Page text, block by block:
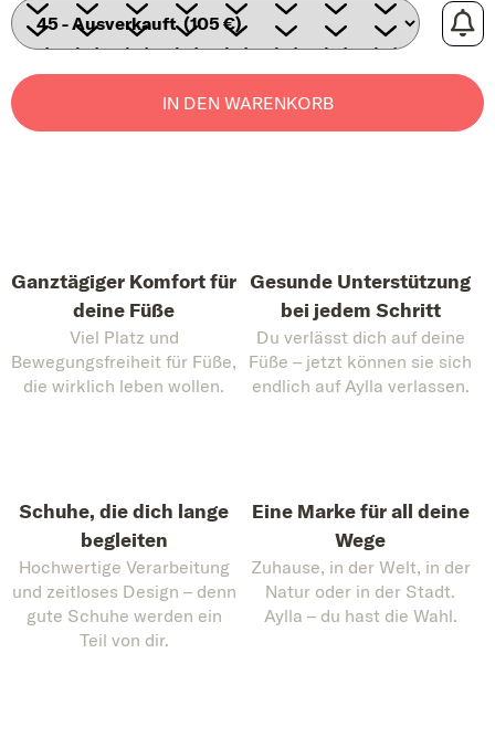
IN DEN WARENKORB
Ganztägiger Komfort für
deine Füße
Viel Platz und
Bewegungsfreiheit für Füße,
die wirklich leben wollen.
Gesunde Unterstützung
bei jedem Schritt
Du verlässt dich auf deine
Füße – jetzt können sie sich
endlich auf Aylla verlassen.
Schuhe, die dich lange
begleiten
Hochwertige Verarbeitung
und zeitloses Design – denn
gute Schuhe werden ein
Teil von dir.
Eine Marke für all deine
Wege
Zuhause, in der Welt, in der
Natur oder in der Stadt.
Aylla – du hast die Wahl.